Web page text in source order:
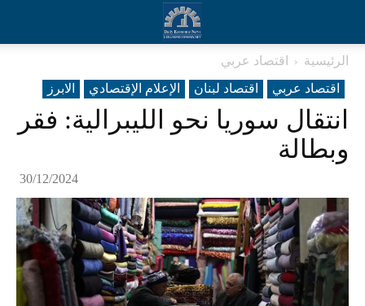
الرئيسية
اقتصاد عربي
اقتصاد عربي
اقتصاد لبنان الإعلام الإقتصادي الابرز
انتقال سوريا نحو الليبرالية: فقر
وبطالة
30/12/2024